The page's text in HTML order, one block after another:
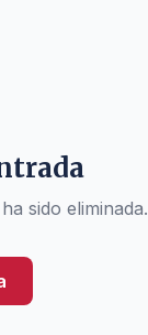
sido eliminada.